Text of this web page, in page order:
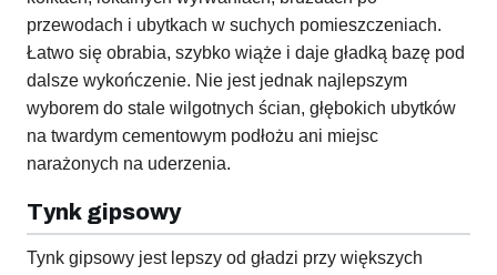
przewodach i ubytkach w suchych pomieszczeniach.
Łatwo się obrabia, szybko wiąże i daje gładką bazę pod
dalsze wykończenie. Nie jest jednak najlepszym
wyborem do stale wilgotnych ścian, głębokich ubytków
na twardym cementowym podłożu ani miejsc
narażonych na uderzenia.
Tynk gipsowy
Tynk gipsowy jest lepszy od gładzi przy większych